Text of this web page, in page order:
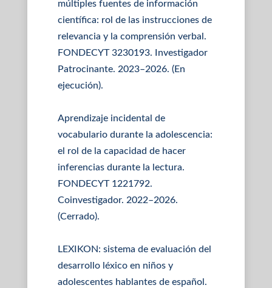
múltiples fuentes de información
científica: rol de las instrucciones de
relevancia y la comprensión verbal.
FONDECYT 3230193. Investigador
Patrocinante. 2023–2026. (En
ejecución).
Aprendizaje incidental de
vocabulario durante la adolescencia:
el rol de la capacidad de hacer
inferencias durante la lectura.
FONDECYT 1221792.
Coinvestigador. 2022–2026.
(Cerrado).
LEXIKON: sistema de evaluación del
desarrollo léxico en niños y
adolescentes hablantes de español.